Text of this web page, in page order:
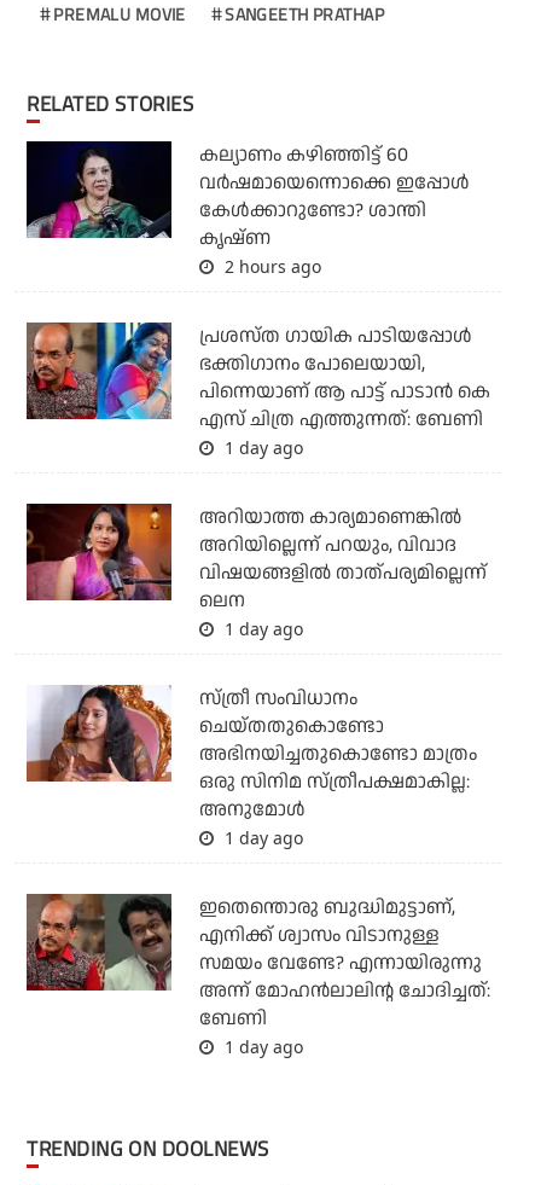
PREMALU MOVIE
SANGEETH PRATHAP
RELATED STORIES
കല്യാണം കഴിഞ്ഞിട്ട് 60
വർഷമായെന്നൊക്കെ ഇപ്പോൾ
കേൾക്കാറുണ്ടോ? ശാന്തി
കൃഷ്ണ
2 hours ago
പ്രശസ്ത ഗായിക പാടിയപ്പോൾ
ഭക്തിഗാനം പോലെയായി,
പിന്നെയാണ് ആ പാട്ട് പാടാൻ കെ
എസ് ചിത്ര എത്തുന്നത്: ബേണി
1 day ago
അറിയാത്ത കാര്യമാണെങ്കിൽ
അറിയില്ലെന്ന് പറയും, വിവാദ
വിഷയങ്ങളിൽ താത്പര്യമില്ലെന്ന്
ലെന
1 day ago
സ്ത്രീ സംവിധാനം
ചെയ്തതുകൊണ്ടോ
അഭിനയിച്ചതുകൊണ്ടോ മാത്രം
ഒരു സിനിമ സ്ത്രീപക്ഷമാകില്ല:
അനുമോൾ
1 day ago
ഇതെന്തൊരു ബുദ്ധിമുട്ടാണ്,
എനിക്ക് ശ്വാസം വിടാനുള്ള
സമയം വേണ്ടേ? എന്നായിരുന്നു
അന്ന് മോഹൻലാലിന്റ ചോദിച്ചത്:
ബേണി
1 day ago
TRENDING ON DOOLNEWS